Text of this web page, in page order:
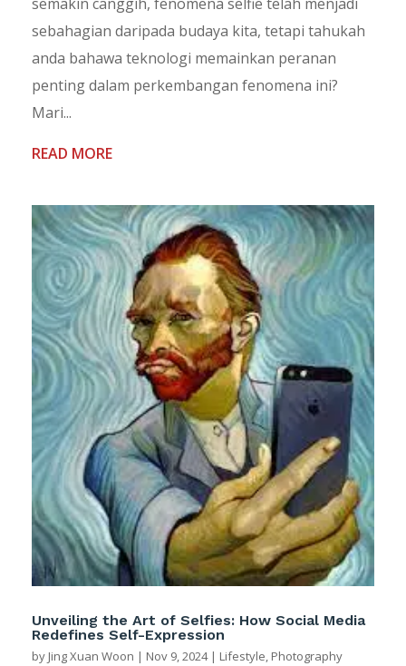
sebahagian daripada budaya kita, tetapi tahukah
anda bahawa teknologi memainkan peranan
penting dalam perkembangan fenomena ini?
Mari...
READ MORE
Unveiling the Art of Selfies: How Social Media
Redefines Self-Expression
by Jing Xuan Woon | Nov 9, 2024| Lifestyle, Photography